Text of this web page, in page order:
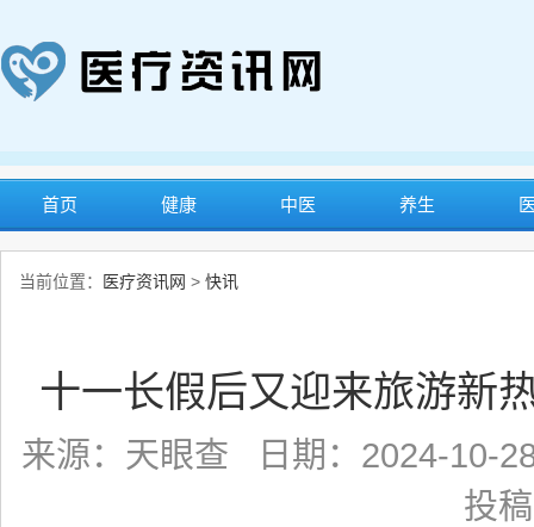
首页 健康 中医 养生
当前位置： 医疗资讯网 > 快讯
十一长假后又迎来旅游新
来源：天眼查 日期：2024-10-
投稿